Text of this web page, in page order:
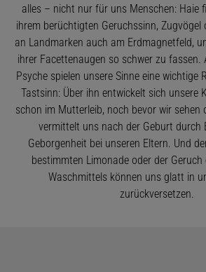
alles – nicht nur für uns Menschen: Haie
ihrem berüchtigten Geruchssinn, Zugvögel
an Landmarken auch am Erdmagnetfeld,
ihrer Facettenaugen so schwer zu fassen.
Psyche spielen unsere Sinne eine wichtige
Tastsinn: Über ihn entwickelt sich unsere
schon im Mutterleib, noch bevor wir sehen
vermittelt uns nach der Geburt durch
Geborgenheit bei unseren Eltern. Und
bestimmten Limonade oder der
Waschmittels können uns glatt in
zurückversetzen.